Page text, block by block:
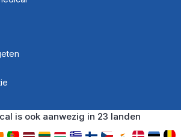
is ook aanwezig in 23 landen